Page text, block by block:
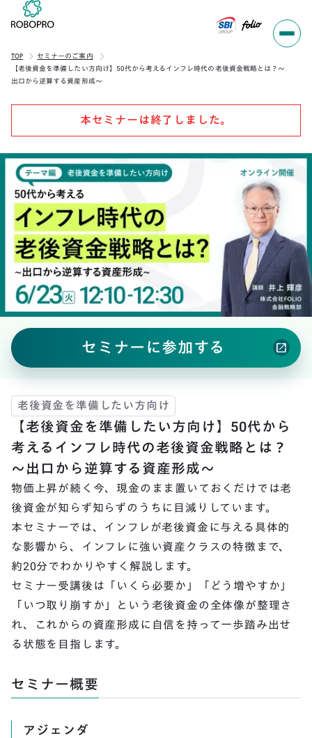
TOP
セミナーのご案内
【老後資金を準備したい方向け】50代から考えるインフレ時代の老後資金戦略とは？～
出口から逆算する資産形成～
本セミナーは終了しました。
セミナーに参加する open_in_new
老後資金を準備したい方向け
【老後資金を準備したい方向け】50代から
考えるインフレ時代の老後資金戦略とは？
～出口から逆算する資産形成～
物価上昇が続く今、現金のまま置いておくだけでは老
後資金が知らず知らずのうちに目減りしています。
本セミナーでは、インフレが老後資金に与える具体的
な影響から、インフレに強い資産クラスの特徴まで、
約20分でわかりやすく解説します。
セミナー受講後は「いくら必要か」「どう増やすか」
「いつ取り崩すか」という老後資金の全体像が整理さ
れ、これからの資産形成に自信を持って一歩踏み出せ
る状態を目指します。
セミナー概要
アジェンダ